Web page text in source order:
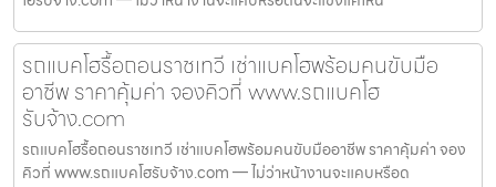
รถแบคโฮรื้อถอนราชเทวี เช่าแบคโฮพร้อมคนขับมือ
อาชีพ ราคาคุ้มค่า จองคิวที่ www.รถแบคโฮ
รับจ้าง.com
รถแบคโฮรื้อถอนราชเทวี เช่าแบคโฮพร้อมคนขับมืออาชีพ ราคาคุ้มค่า จอง
คิวที่ www.รถแบคโฮรับจ้าง.com — ไม่ว่าหน้างานจะแคบหรือด